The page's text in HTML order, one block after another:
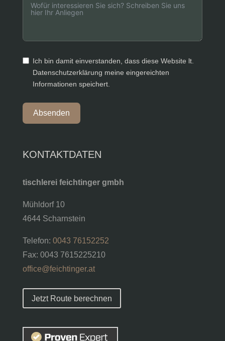
Ich bin damit einverstanden, dass diese Website lt.
Datenschutzerklärung meine eingereichten
Informationen speichert.
Absenden
KONTAKTDATEN
tischlerei feichtinger gmbh
Mühldorf 10
4644 Scharnstein
Telefon: 0043 76152252
Fax: 0043 7615225210
office@feichtinger.at
Jetzt Route berechnen